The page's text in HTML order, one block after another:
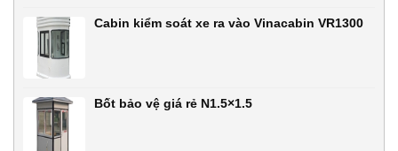
Cabin kiểm soát xe ra vào Vinacabin VR1300
Bốt bảo vệ giá rẻ N1.5×1.5